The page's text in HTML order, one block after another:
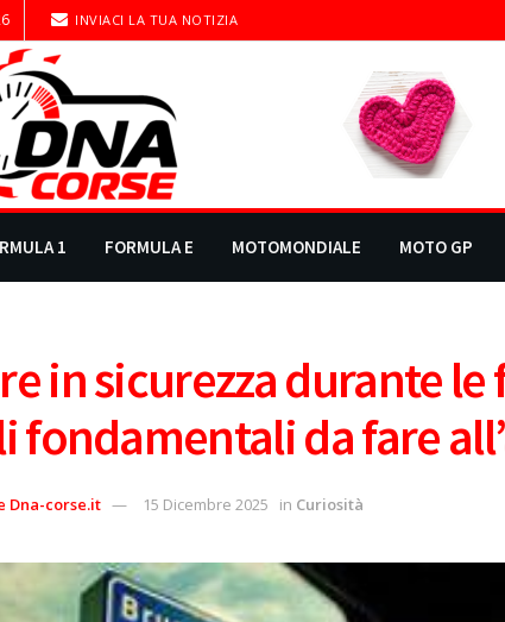
INVIACI LA TUA NOTIZIA
1 FORMULA E MOTOMONDIALE MOTO GP
in sicurezza durante le
fondamentali da fare
Dna-corse.it 15 Dicembre 2025 in Curiosità